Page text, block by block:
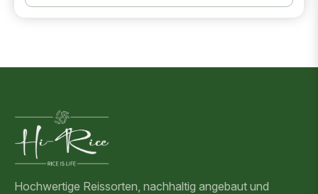
Hochwertige Reissorten, nachhaltig angebaut und